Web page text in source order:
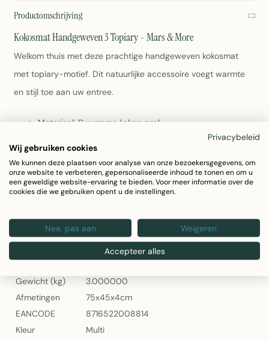
Productomschrijving
Kokosmat Handgeweven 3 Topiary - Mars & More
Welkom thuis met deze prachtige handgeweven kokosmat
met topiary-motief. Dit natuurlijke accessoire voegt warmte
en stijl toe aan uw entree.
Materiaal: Duurzame kokosvezel
Kleur: Multi
Gewicht: 3 kg
Handgeweven kwaliteit
Topiary design voor elegante uitstraling
Specificaties
Gewicht (kg)
3.000000
Afmetingen
75x45x4cm
EANCODE
8716522008814
Kleur
Multi
Privacybeleid
Wij gebruiken cookies
We kunnen deze plaatsen voor analyse van onze bezoekersgegevens, om
onze website te verbeteren, gepersonaliseerde inhoud te tonen en om u
een geweldige website-ervaring te bieden. Voor meer informatie over de
cookies die we gebruiken opent u de instellingen.
Nee, pas aan Weigeren
Accepteer alles